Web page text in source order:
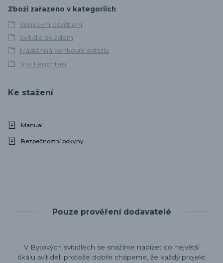
Zboží zařazeno v kategoriích
Venkovní osvětlení
Svítidla skladem
Nástěnná venkovní svítidla
Trio Leuchten
Ke stažení
Manual
Bezpečnostní pokyny
Pouze prověření dodavatelé
V Bytových svítidlech se snažíme nabízet co největší
škálu svítidel, protože dobře chápeme, že každý projekt